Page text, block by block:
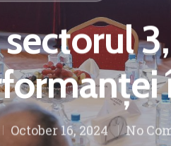
October 16, 2024 No